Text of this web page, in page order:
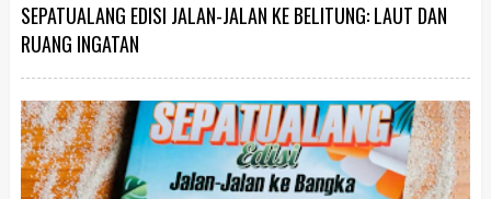
SEPATUALANG EDISI JALAN-JALAN KE BELITUNG: LAUT DAN
RUANG INGATAN